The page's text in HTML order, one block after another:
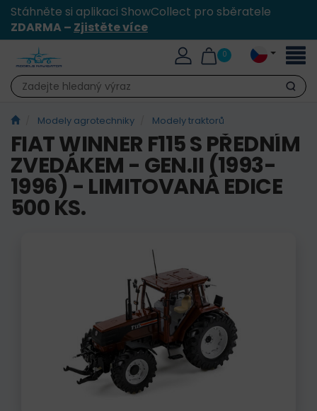
Stáhněte si aplikaci ShowCollect pro sběratele
ZDARMA – Zjistěte více
0
Hledat
Modely agrotechniky Modely traktorů
FIAT WINNER F115 S PŘEDNÍM
ZVEDÁKEM - GEN.II (1993-
1996) - LIMITOVANÁ EDICE
500 KS.